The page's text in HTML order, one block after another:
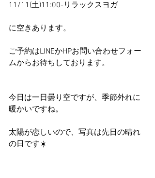
11/11(土)11:00-リラックスヨガ
に空きあります。
ご予約はLINEかHPお問い合わせフォー
ムからお待ちしております。
今日は一日曇り空ですが、季節外れに
暖かいですね。
太陽が恋しいので、写真は先日の晴れ
の日です☀️